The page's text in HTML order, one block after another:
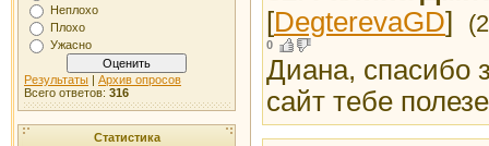
Неплохо
Плохо
Ужасно
Результаты | Архив опросов
Всего ответов: 316
Статистика
[DegterevaGD]
0
Диана, спасибо
сайт тебе